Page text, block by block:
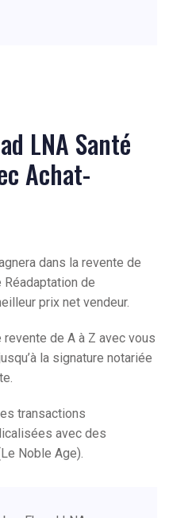
LNA Santé
Achat-
dans la revente de
de
prix net vendeur.
de A à Z avec vous
la signature notariée
transactions
avec des
Noble Age).